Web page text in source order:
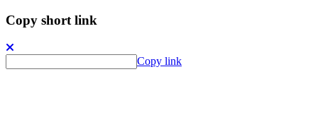
Copy short link
Copy link